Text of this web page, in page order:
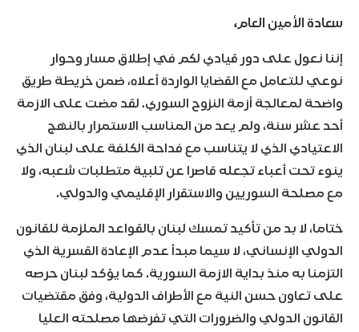
سعادة الأمين العام،
إننا نعول على دور قيادي لكم في إطلاق مسار وحوار
نوعي للتعامل مع القضايا الواردة أعلاه، ضمن خريطة طريق
واضحة لمعالجة أزمة النزوح السوري. لقد مضت على الازمة
أحد عشر سنة، ولم يعد من المناسب الاستمرار بالنهج
الاعتيادي الذي لا يتناسب مع فداحة الكلفة على لبنان الذي
ينوء تحت أعباء تجعله قاصرا عن تلبية متطلبات شعبه، ولا
مع مصلحة السوريين والاستقرار الإقليمي والدولي.
ختاما، لا بد من تأكيد تمسك لبنان بالقواعد الملزمة للقانون
الدولي الإنساني، لا سيما مبدأ عدم الإعادة القسرية الذي
التزمنا به منذ بداية الازمة السورية. كما يؤكد لبنان حرصه
على تعاون حسن النية مع الأطراف الدولية، وفق مقتضيات
القانون الدولي والضرورات التي تفرضها مصلحته العليا